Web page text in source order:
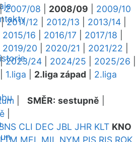
2007/08 2008/09
2009/10
2011/12 2012/13 2013/14
2015/16 2016/17 2017/18
2019/20 2020/21 2021/22
2023/24 2024/25 2025/26
1.liga 2.liga západ
2.liga
SMĚR: sestupně
CLI DEC JBL JHR KLT KNO
LTM MEL MIL NYM PIS RIS ROK